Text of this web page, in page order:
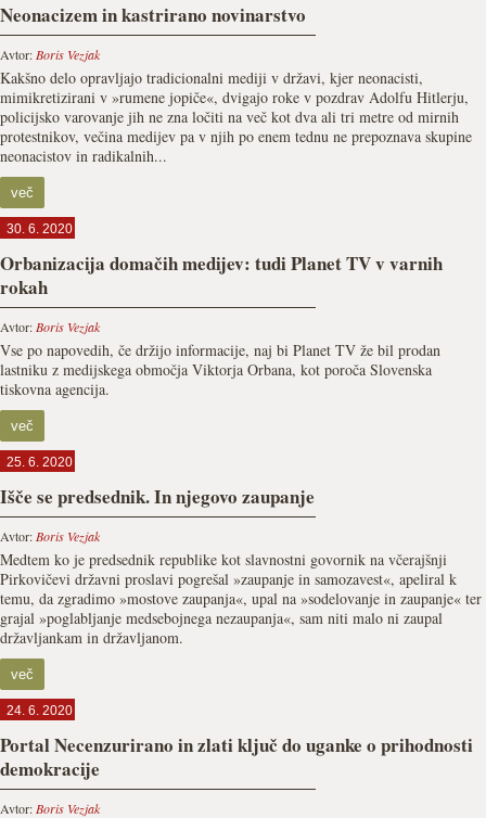
Neonacizem in kastrirano novinarstvo
Avtor: Boris Vezjak
Kakšno delo opravljajo tradicionalni mediji v državi, kjer neonacisti,
mimikretizirani v »rumene jopiče«, dvigajo roke v pozdrav Adolfu Hitlerju,
policijsko varovanje jih ne zna ločiti na več kot dva ali tri metre od mirnih
protestnikov, večina medijev pa v njih po enem tednu ne prepoznava skupine
neonacistov in radikalnih...
več
30. 6. 2020
Orbanizacija domačih medijev: tudi Planet TV v varnih
rokah
Avtor: Boris Vezjak
Vse po napovedih, če držijo informacije, naj bi Planet TV že bil prodan
lastniku z medijskega območja Viktorja Orbana, kot poroča Slovenska
tiskovna agencija.
več
25. 6. 2020
Išče se predsednik. In njegovo zaupanje
Avtor: Boris Vezjak
Medtem ko je predsednik republike kot slavnostni govornik na včerajšnji
Pirkovičevi državni proslavi pogrešal »zaupanje in samozavest«, apeliral k
temu, da zgradimo »mostove zaupanja«, upal na »sodelovanje in zaupanje« ter
grajal »poglabljanje medsebojnega nezaupanja«, sam niti malo ni zaupal
državljankam in državljanom.
več
24. 6. 2020
Portal Necenzurirano in zlati ključ do uganke o prihodnosti
demokracije
Avtor: Boris Vezjak